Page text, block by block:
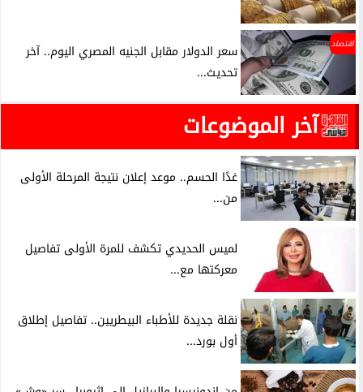
اقتصاد
سعر الدولار مقابل الجنيه المصري اليوم.. آخر
تحديث...
آخر الموضوعات
غدًا الحسم.. موعد إعلان نتيجة المرحلة الأولى
من...
لميس الحديدي تكشف للمرة الأولى تفاصيل
معركتها مع...
نقلة جديدة للأطباء البيطريين.. تفاصيل إطلاق
أول بورد...